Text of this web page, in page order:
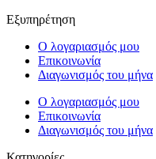
Εξυπηρέτηση
Ο λογαριασμός μου
Επικοινωνία
Διαγωνισμός του μήνα
Ο λογαριασμός μου
Επικοινωνία
Διαγωνισμός του μήνα